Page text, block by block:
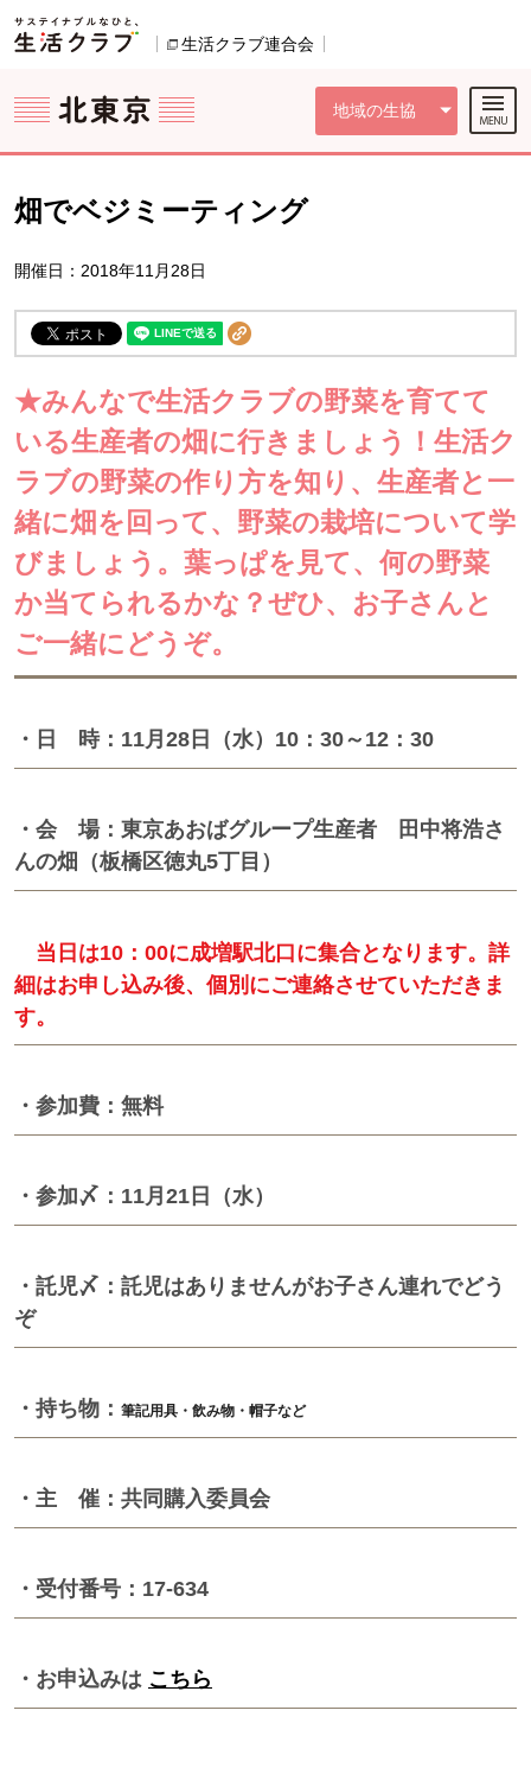
ページの先頭です。
生活クラブ連合会
地域の生協
ここからサイト内共通メニューです。
サイト内共通メニューをスキップする
サイト内共通メニューここまで。
畑でベジミーティング
開催日：2018年11月28日
★みんなで生活クラブの野菜を育てて
いる生産者の畑に行きましょう！生活ク
ラブの野菜の作り方を知り、生産者と一
緒に畑を回って、野菜の栽培について学
びましょう。葉っぱを見て、何の野菜
か当てられるかな？ぜひ、お子さんと
ご一緒にどうぞ。
・日 時：11月28日（水）10：30～12：30
・会 場：東京あおばグループ生産者 田中将浩さ
んの畑（板橋区徳丸5丁目）
当日は10：00に成増駅北口に集合となります。詳
細はお申し込み後、個別にご連絡させていただきま
す。
・参加費：無料
・参加〆：11月21日（水）
・託児〆：託児はありませんがお子さん連れでどう
ぞ
・持ち物： 筆記用具・飲み物・帽子など
・主 催：共同購入委員会
・受付番号：17-634
・お申込みは こちら